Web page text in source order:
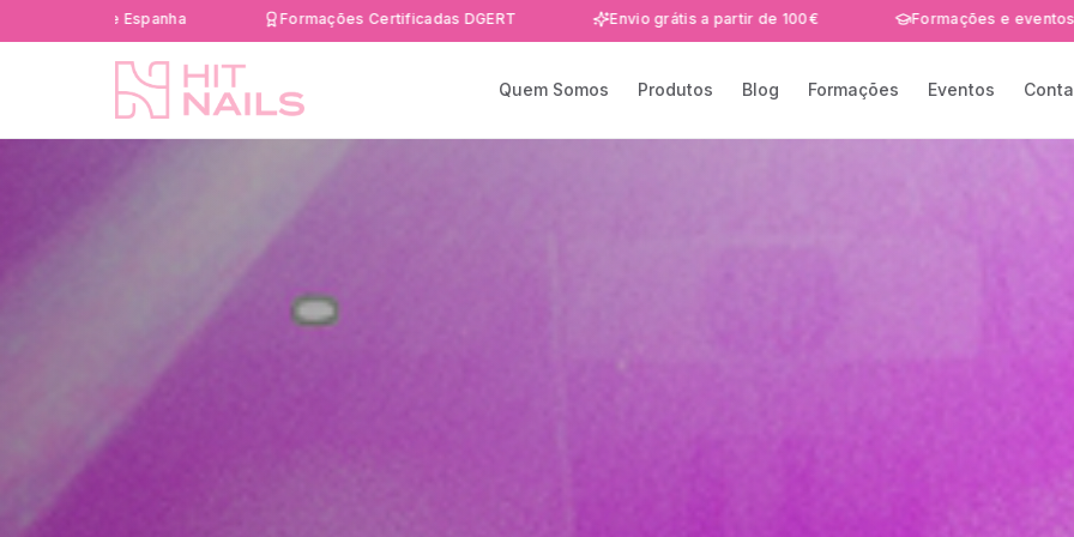
Entrega rápida 24-48h em Portugal e Espanha Formações Certificadas DGERT Envio grátis a partir de
Quem Somos Produtos Blog Formações Eventos